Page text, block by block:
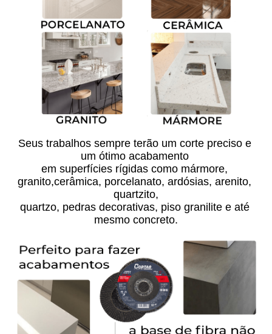
Seus trabalhos sempre terão um corte preciso e
um ótimo acabamento
em superfícies rígidas como mármore,
granito,cerâmica, porcelanato, ardósias, arenito,
quartzito,
quartzo, pedras decorativas, piso granilite e até
mesmo concreto.